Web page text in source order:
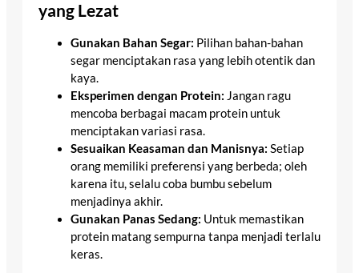
yang Lezat
Gunakan Bahan Segar: Pilihan bahan-bahan
segar menciptakan rasa yang lebih otentik dan
kaya.
Eksperimen dengan Protein: Jangan ragu
mencoba berbagai macam protein untuk
menciptakan variasi rasa.
Sesuaikan Keasaman dan Manisnya: Setiap
orang memiliki preferensi yang berbeda; oleh
karena itu, selalu coba bumbu sebelum
menjadinya akhir.
Gunakan Panas Sedang: Untuk memastikan
protein matang sempurna tanpa menjadi terlalu
keras.